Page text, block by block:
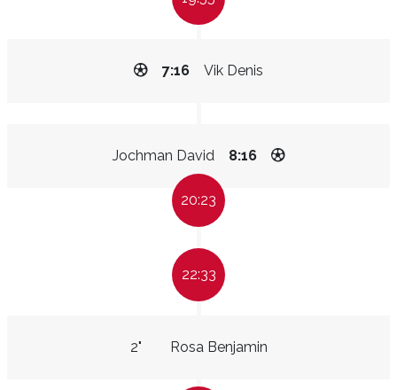
Vik Denis
7:16
Jochman David 8:16
20:23
22:33
Rosa Benjamin
2"